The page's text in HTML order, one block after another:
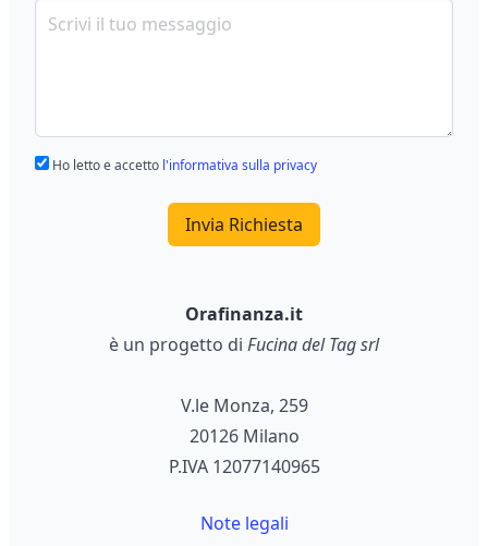
Ho letto e accetto l'informativa sulla privacy
Invia Richiesta
Orafinanza.it
è un progetto di Fucina del Tag srl
V.le Monza, 259
20126 Milano
P.IVA 12077140965
Note legali